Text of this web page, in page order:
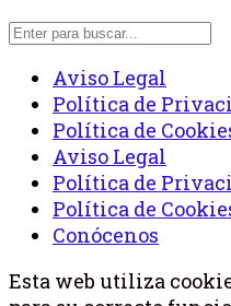
Aviso Legal
Política de
Política de
Aviso Legal
Política de
Política de
Conócenos
Esta web utiliza